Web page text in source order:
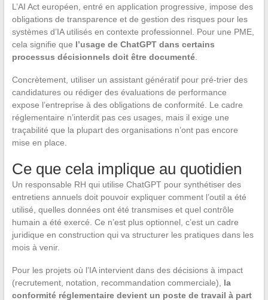
L’AI Act européen, entré en application progressive, impose des
obligations de transparence et de gestion des risques pour les
systèmes d’IA utilisés en contexte professionnel. Pour une PME,
cela signifie que l’usage de ChatGPT dans certains
processus décisionnels doit être documenté.
Concrètement, utiliser un assistant génératif pour pré-trier des
candidatures ou rédiger des évaluations de performance
expose l’entreprise à des obligations de conformité. Le cadre
réglementaire n’interdit pas ces usages, mais il exige une
traçabilité que la plupart des organisations n’ont pas encore
mise en place.
Ce que cela implique au quotidien
Un responsable RH qui utilise ChatGPT pour synthétiser des
entretiens annuels doit pouvoir expliquer comment l’outil a été
utilisé, quelles données ont été transmises et quel contrôle
humain a été exercé. Ce n’est plus optionnel, c’est un cadre
juridique en construction qui va structurer les pratiques dans les
mois à venir.
Pour les projets où l’IA intervient dans des décisions à impact
(recrutement, notation, recommandation commerciale), la
conformité réglementaire devient un poste de travail à part